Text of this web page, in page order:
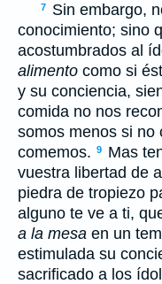
7
Sin embargo,
conocimiento; sino
acostumbrados al
alimento como si
y su conciencia,
comida no nos
somos menos si no
comemos. 9
Mas
vuestra libertad de
piedra de tropiezo
alguno te ve a ti,
a la mesa en un
estimulada su
sacrificado a los